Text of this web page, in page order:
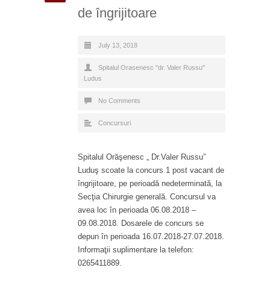
de îngrijitoare
July 13, 2018
Spitalul Orasenesc "dr. Valer Russu"
Ludus
No Comments
Concursuri
Spitalul Orăşenesc „ Dr.Valer Russu”
Luduş scoate la concurs 1 post vacant de
îngrijitoare, pe perioadă nedeterminată, la
Secţia Chirurgie generală. Concursul va
avea loc în perioada 06.08.2018 –
09.08.2018. Dosarele de concurs se
depun în perioada 16.07.2018-27.07.2018.
Informaţii suplimentare la telefon:
0265411889.